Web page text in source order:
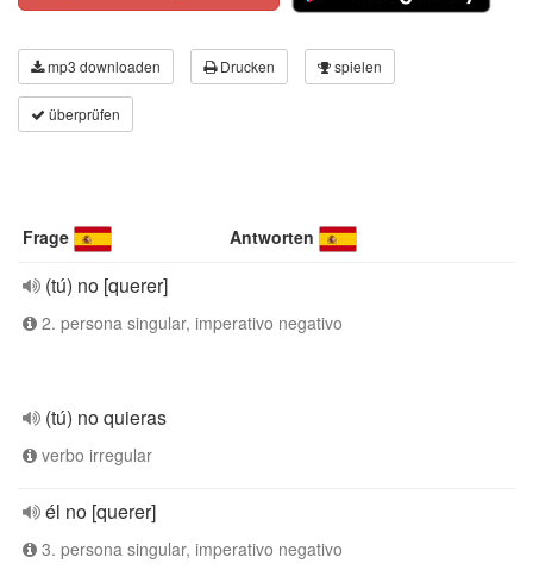
mp3 downloaden Drucken spielen
überprüfen
Frage Antworten
(tú) no [querer]
2. persona singular, imperativo negativo
(tú) no quieras
verbo irregular
él no [querer]
3. persona singular, imperativo negativo